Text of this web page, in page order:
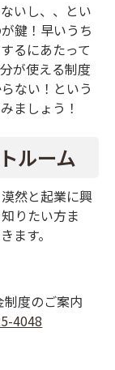
いし、、とい
鍵！早いうち
るにあたって
が使える制度
ない！という
ましょう！
ルーム
然と起業に興
りたい方ま
ます。
度のご案内
4048